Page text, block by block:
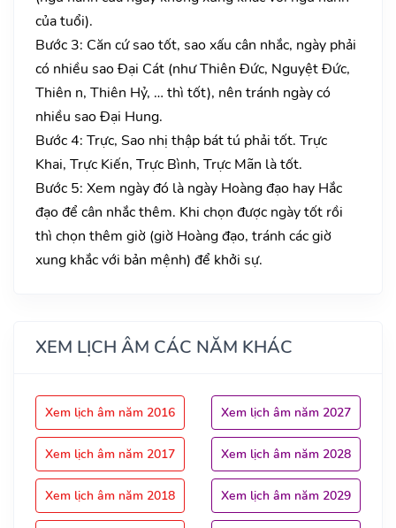
của tuổi).
Bước 3: Căn cứ sao tốt, sao xấu cân nhắc, ngày phải
có nhiều sao Đại Cát (như Thiên Đức, Nguyệt Đức,
Thiên n, Thiên Hỷ, … thì tốt), nên tránh ngày có
nhiều sao Đại Hung.
Bước 4: Trực, Sao nhị thập bát tú phải tốt. Trực
Khai, Trực Kiến, Trực Bình, Trực Mãn là tốt.
Bước 5: Xem ngày đó là ngày Hoàng đạo hay Hắc
đạo để cân nhắc thêm. Khi chọn được ngày tốt rồi
thì chọn thêm giờ (giờ Hoàng đạo, tránh các giờ
xung khắc với bản mệnh) để khởi sự.
XEM LỊCH ÂM CÁC NĂM KHÁC
Xem lịch âm năm 2016
Xem lịch âm năm 2017
Xem lịch âm năm 2018
Xem lịch âm năm 2027
Xem lịch âm năm 2028
Xem lịch âm năm 2029